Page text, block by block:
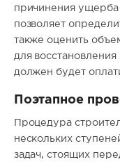
причинения
позволяет
также оценить
для
должен будет
Поэтапное
Процедура
нескольких
задач, стоящих